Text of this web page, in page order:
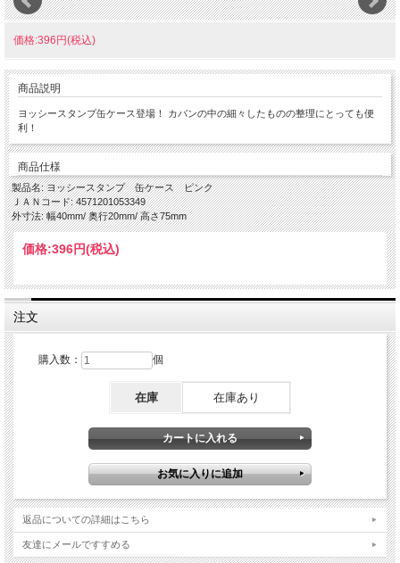
価格:396円(税込)
商品説明
ヨッシースタンプ缶ケース登場！ カバンの中の細々したものの整理にとっても便
利！
商品仕様
製品名: ヨッシースタンプ 缶ケース ピンク
ＪＡＮコード: 4571201053349
外寸法: 幅40mm/ 奥行20mm/ 高さ75mm
価格:396円(税込)
注文
購入数： 個
在庫 在庫あり
返品についての詳細はこちら
友達にメールですすめる